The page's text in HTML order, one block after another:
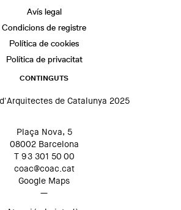
Avís legal
Condicions de registre
Política de cookies
Política de privacitat
CONTINGUTS
de Catalunya 2025
Plaça Nova, 5
08002 Barcelona
T 93 301 50 00
coac@coac.cat
Google Maps
—